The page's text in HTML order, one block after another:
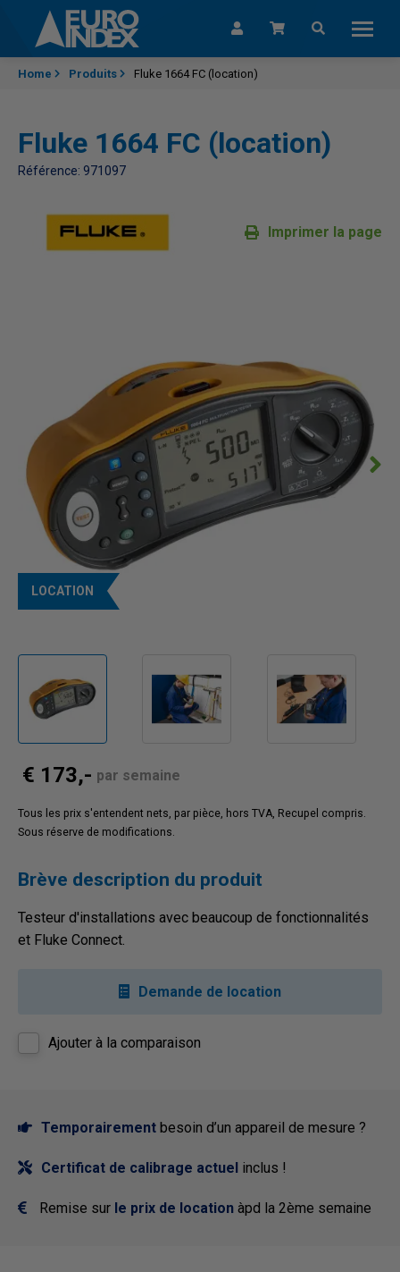
Passer au contenu
Home Produits Fluke 1664 FC (location)
Fluke 1664 FC (location)
Référence: 971097
Imprimer la page
LOCATION
€ 173,- par semaine
Tous les prix s'entendent nets, par pièce, hors TVA, Recupel compris.
Sous réserve de modifications.
Brève description du produit
Testeur d'installations avec beaucoup de fonctionnalités
et Fluke Connect.
Demande de location
Ajouter à la comparaison
Temporairement besoin d’un appareil de mesure ?
Certificat de calibrage actuel inclus !
Remise sur le prix de location àpd la 2ème semaine